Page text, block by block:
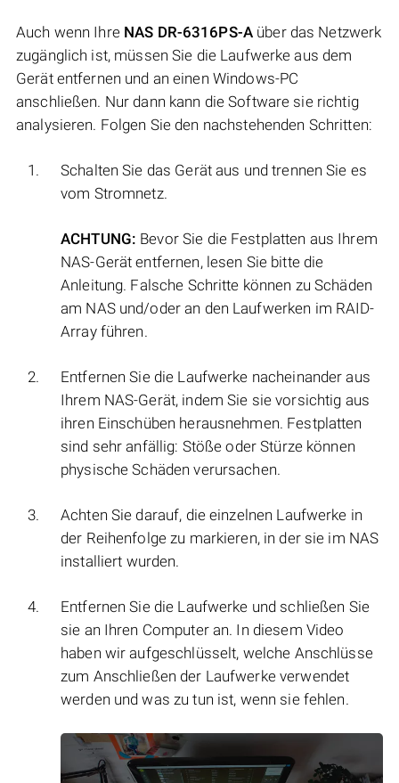
Auch wenn Ihre NAS DR-6316PS-A über das Netzwerk
zugänglich ist, müssen Sie die Laufwerke aus dem
Gerät entfernen und an einen Windows-PC
anschließen. Nur dann kann die Software sie richtig
analysieren. Folgen Sie den nachstehenden Schritten:
Schalten Sie das Gerät aus und trennen Sie es
vom Stromnetz.
ACHTUNG: Bevor Sie die Festplatten aus Ihrem
NAS-Gerät entfernen, lesen Sie bitte die
Anleitung. Falsche Schritte können zu Schäden
am NAS und/oder an den Laufwerken im RAID-
Array führen.
Entfernen Sie die Laufwerke nacheinander aus
Ihrem NAS-Gerät, indem Sie sie vorsichtig aus
ihren Einschüben herausnehmen. Festplatten
sind sehr anfällig: Stöße oder Stürze können
physische Schäden verursachen.
Achten Sie darauf, die einzelnen Laufwerke in
der Reihenfolge zu markieren, in der sie im NAS
installiert wurden.
Entfernen Sie die Laufwerke und schließen Sie
sie an Ihren Computer an. In diesem Video
haben wir aufgeschlüsselt, welche Anschlüsse
zum Anschließen der Laufwerke verwendet
werden und was zu tun ist, wenn sie fehlen.